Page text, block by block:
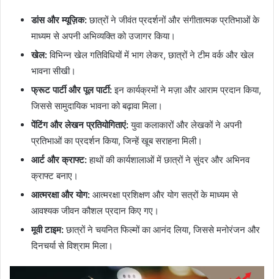
डांस और म्यूज़िक:छात्रों ने जीवंत प्रदर्शनों और संगीतात्मक प्रतिभाओं के
माध्यम से अपनी अभिव्यक्ति को उजागर किया।
खेल:विभिन्न खेल गतिविधियों में भाग लेकर, छात्रों ने टीम वर्क और खेल
भावना सीखी।
फ्रूट पार्टी और पूल पार्टी:इन कार्यक्रमों ने मज़ा और आराम प्रदान किया,
जिससे सामुदायिक भावना को बढ़ावा मिला।
पेंटिंग और लेखन प्रतियोगिताएं:युवा कलाकारों और लेखकों ने अपनी
प्रतिभाओं का प्रदर्शन किया, जिन्हें खूब सराहना मिली।
आर्ट और क्राफ्ट:हाथों की कार्यशालाओं में छात्रों ने सुंदर और अभिनव
क्राफ्ट बनाए।
आत्मरक्षा और योग: आत्मरक्षा प्रशिक्षण और योग सत्रों के माध्यम से
आवश्यक जीवन कौशल प्रदान किए गए।
मूवी टाइम:छात्रों ने चयनित फिल्मों का आनंद लिया, जिससे मनोरंजन और
दिनचर्या से विश्राम मिला।